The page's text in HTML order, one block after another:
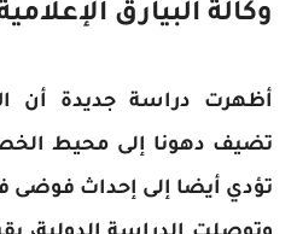
وكالة البيارق
أظهرت دراسة جديدة أن
تضيف دهونا إلى محيط
تؤدي أيضا إلى إحداث فوضى